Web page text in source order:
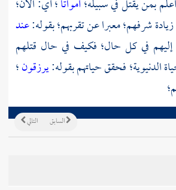
بمن يقتل في سبيله؛أمواتا؛ أي: الآن؛
شرفهم؛ معبرا عن تقربهم؛ بقوله:عند
في كل حال؛ فكيف في حال قتلهم
الدنيوية؛ فحقق حياتهم بقوله:يرزقون؛
التالي السابق